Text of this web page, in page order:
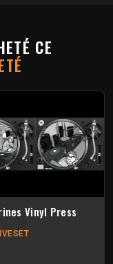
CE
Vinyl Press